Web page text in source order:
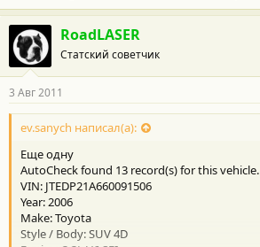
RoadLASER
Статский советчик
3 Авг 2011
ev.sanych написал(а):
Еще одну
AutoCheck found 13 record(s) for this vehicle.
VIN: JTEDP21A660091506
Year: 2006
Make: Toyota
Style / Body: SUV 4D